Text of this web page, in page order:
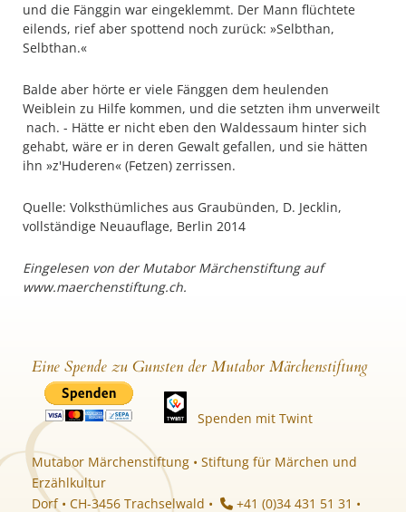
und die Fänggin war eingeklemmt. Der Mann flüchtete
eilends, rief aber spottend noch zurück: »Selbthan,
Selbthan.«
Balde aber hörte er viele Fänggen dem heulenden
Weiblein zu Hilfe kommen, und die setzten ihm unverweilt
nach. - Hätte er nicht eben den Waldessaum hinter sich
gehabt, wäre er in deren Gewalt gefallen, und sie hätten
ihn »z'Huderen« (Fetzen) zerrissen.
Quelle: Volksthümliches aus Graubünden, D. Jecklin,
vollständige Neuauflage, Berlin 2014
Eingelesen von der Mutabor Märchenstiftung auf
www.maerchenstiftung.ch.
Eine Spende zu Gunsten der Mutabor Märchenstiftung
Spenden mit Twint
Mutabor Märchenstiftung • Stiftung für Märchen und
Erzählkultur
Dorf • CH-3456 Trachselwald •
+41 (0)34 431 51 31 •